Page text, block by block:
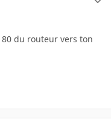
du routeur vers ton